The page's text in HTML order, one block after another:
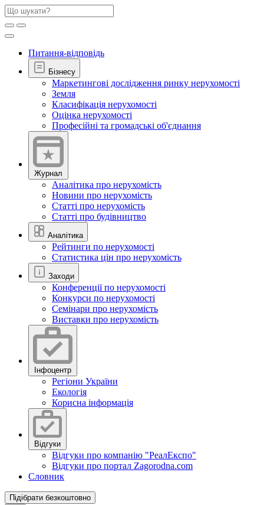
Питання-відповідь
Бізнесу
Маркетингові дослідження ринку нерухомості
Земля
Класифікація нерухомості
Оцінка нерухомості
Професійні та громадські об'єднання
Журнал
Аналітика про нерухомість
Новини про нерухомість
Статті про нерухомість
Статті про будівництво
Аналітика
Рейтинги по нерухомості
Статистика цін про нерухомість
Заходи
Конференції по нерухомості
Конкурси по нерухомості
Семінари про нерухомість
Виставки про нерухомість
Інфоцентр
Регіони України
Екологія
Корисна інформація
Відгуки
Відгуки про компанію "РеалЕкспо"
Відгуки про портал Zagorodna.com
Словник
Підібрати безкоштовно